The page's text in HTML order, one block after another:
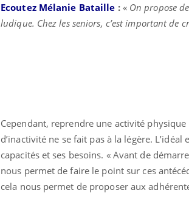
Ecoutez Mélanie Bataille : « On propose
ludique. Chez les seniors, c’est important de
Cependant, reprendre une activité
d’inactivité ne se fait pas à la légère.
capacités et ses besoins. « Avant de
nous permet de faire le point sur ces
cela nous permet de proposer aux